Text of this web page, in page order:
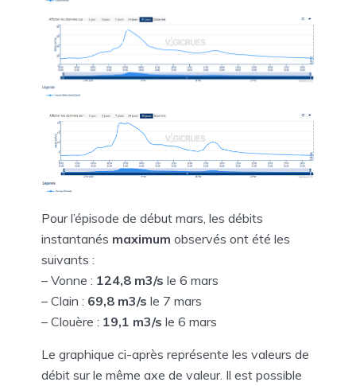
Pour l’épisode de début mars, les débits
instantanés maximum observés ont été les
suivants :
– Vonne : 124,8 m3/s le 6 mars
– Clain : 69,8 m3/s le 7 mars
– Clouère : 19,1 m3/s le 6 mars
Le graphique ci-après représente les valeurs de
débit sur le même axe de valeur. Il est possible